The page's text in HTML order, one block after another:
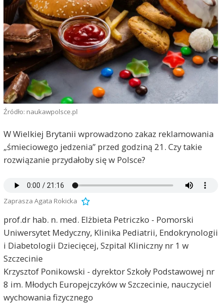
Źródło: naukawpolsce.pl
W Wielkiej Brytanii wprowadzono zakaz reklamowania
„śmieciowego jedzenia” przed godziną 21. Czy takie
rozwiązanie przydałoby się w Polsce?
Zaprasza Agata Rokicka
prof.dr hab. n. med. Elżbieta Petriczko - Pomorski
Uniwersytet Medyczny, Klinika Pediatrii, Endokrynologii
i Diabetologii Dziecięcej, Szpital Kliniczny nr 1 w
Szczecinie
Krzysztof Ponikowski - dyrektor Szkoły Podstawowej nr
8 im. Młodych Europejczyków w Szczecinie, nauczyciel
wychowania fizycznego